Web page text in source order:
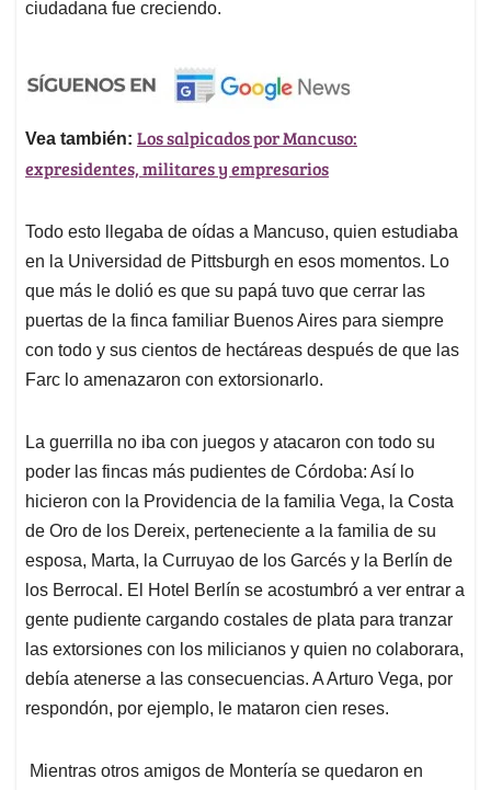
ciudadana fue creciendo.
Vea también: Los salpicados por Mancuso:
expresidentes, militares y empresarios
Todo esto llegaba de oídas a Mancuso, quien estudiaba
en la Universidad de Pittsburgh en esos momentos. Lo
que más le dolió es que su papá tuvo que cerrar las
puertas de la finca familiar Buenos Aires para siempre
con todo y sus cientos de hectáreas después de que las
Farc lo amenazaron con extorsionarlo.
La guerrilla no iba con juegos y atacaron con todo su
poder las fincas más pudientes de Córdoba: Así lo
hicieron con la Providencia de la familia Vega, la Costa
de Oro de los Dereix, perteneciente a la familia de su
esposa, Marta, la Curruyao de los Garcés y la Berlín de
los Berrocal. El Hotel Berlín se acostumbró a ver entrar a
gente pudiente cargando costales de plata para tranzar
las extorsiones con los milicianos y quien no colaborara,
debía atenerse a las consecuencias. A Arturo Vega, por
respondón, por ejemplo, le mataron cien reses.
Mientras otros amigos de Montería se quedaron en